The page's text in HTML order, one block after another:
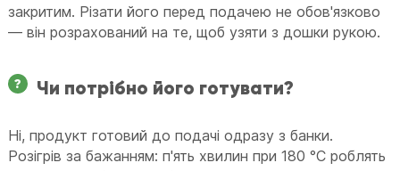
закритим. Різати його перед подачею не обов'язково
— він розрахований на те, щоб узяти з дошки рукою.
Чи потрібно його готувати?
Ні, продукт готовий до подачі одразу з банки.
Розігрів за бажанням: п'ять хвилин при 180 °C роблять